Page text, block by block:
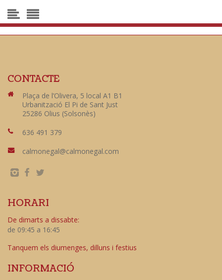
CONTACTE
Plaça de l’Olivera, 5 local A1 B1
Urbanització El Pi de Sant Just
25286 Olius (Solsonès)
636 491 379
calmonegal@calmonegal.com
HORARI
De dimarts a dissabte:
de 09:45 a 16:45
Tanquem els diumenges, dilluns i festius
INFORMACIÓ